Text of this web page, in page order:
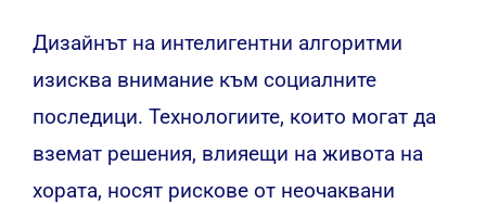
Дизайнът на интелигентни алгоритми
изисква внимание към социалните
последици. Технологиите, които могат да
вземат решения, влияещи на живота на
хората, носят рискове от неочаквани